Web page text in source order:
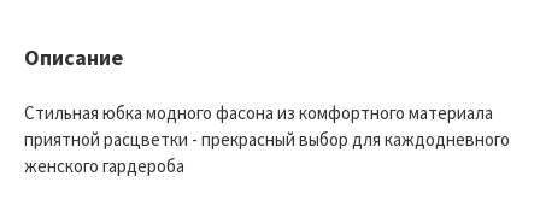
Описание
Стильная юбка модного фасона из комфортного материала
приятной расцветки - прекрасный выбор для каждодневного
женского гардероба